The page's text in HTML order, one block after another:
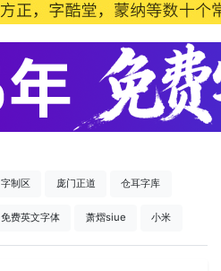
字制区 庞门正道 仓耳字库
免费英文字体 萧熠siue 小米